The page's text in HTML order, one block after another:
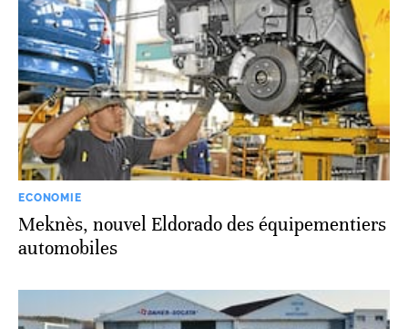
ECONOMIE
Meknès, nouvel Eldorado des équipementiers
automobiles